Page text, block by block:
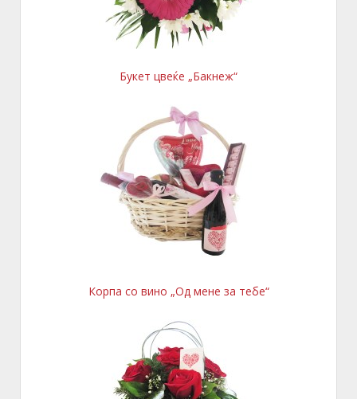
Букет цвеќе „Бакнеж“
Корпа со вино „Од мене за тебе“